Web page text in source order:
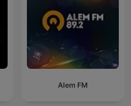
Alem FM